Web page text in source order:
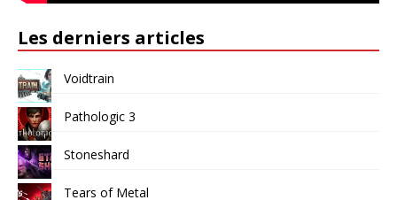
Les derniers articles
Voidtrain
Pathologic 3
Stoneshard
Tears of Metal